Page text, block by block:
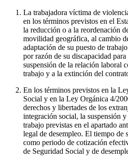
La trabajadora víctima de
en los términos previstos en el
la reducción o a la reordenación
movilidad geográfica, al cambio
adaptación de su puesto de
por razón de su discapacidad
suspensión de la relación laboral
trabajo y a la extinción del
En los términos previstos en la
Social y en la Ley Orgánica 4/
derechos y libertades de los
integración social, la suspensión
trabajo previstas en el apartado
legal de desempleo. El tiempo de
como periodo de cotización
de Seguridad Social y de